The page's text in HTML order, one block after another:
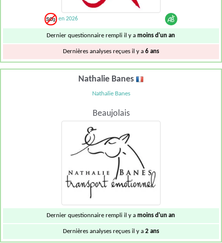
en 2026
Dernier questionnaire rempli il y amoins d'un an
Dernières analyses reçues il y a 6 ans
Nathalie Banes
Nathalie Banes
Beaujolais
Dernier questionnaire rempli il y amoins d'un an
Dernières analyses reçues il y a 2 ans